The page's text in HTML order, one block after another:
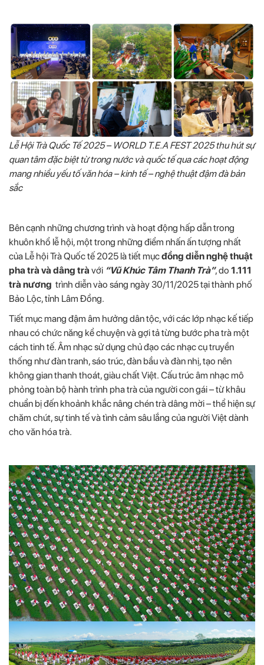
Lễ Hội Trà Quốc Tế 2025 – WORLD T.E.A FEST2025 thu hút sự
quan tâm đặc biệt từ trong nước và quốc tế qua các hoạt động
mang nhiều yếu tố văn hóa – kinh tế – nghệ thuật đậm đà bản
sắc
Bên cạnh những chương trình và hoạt động hấp dẫn trong
khuôn khổ lễ hội, một trong những điểm nhấn ấn tượng nhất
của Lễ hội Trà Quốc tế 2025 là tiết mụcđồng diễn nghệ thuật
pha trà và dâng trà với “Vũ Khúc Tâm Thanh Trà”, do 1.111
trà nương trình diễn vào sáng ngày 30/11/2025 tại thành phố
Bảo Lộc, tỉnh Lâm Đồng.
Tiết mục mang đậm âm hưởng dân tộc, với các lớp nhạc kế tiếp
nhau có chức năng kể chuyện và gợi tả từng bước pha trà một
cách tinh tế. Âm nhạc sử dụng chủ đạo các nhạc cụ truyền
thống như đàn tranh, sáo trúc, đàn bầu và đàn nhị, tạo nên
không gian thanh thoát, giàu chất Việt. Cấu trúc âm nhạc mô
phỏng toàn bộ hành trình pha trà của người con gái – từ khâu
chuẩn bị đến khoảnh khắc nâng chén trà dâng mời – thể hiện sự
chăm chút, sự tinh tế và tình cảm sâu lắng của người Việt dành
cho văn hóa trà.